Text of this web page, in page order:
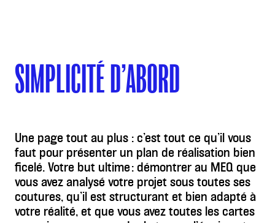
SIMPLICITÉ D’ABORD
Une page tout au plus : c’est tout ce qu’il vous
faut pour présenter un plan de réalisation bien
ficelé. Votre but ultime : démontrer au MEQ que
vous avez analysé votre projet sous toutes ses
coutures, qu’il est structurant et bien adapté à
votre réalité, et que vous avez toutes les cartes